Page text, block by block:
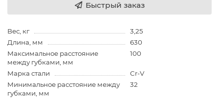
Быстрый заказ
Вес, кг
3,25
Длина, мм
630
Максимальное расстояние
между губками, мм
100
Марка стали
Cr-V
Минимальное расстояние между
губками, мм
32